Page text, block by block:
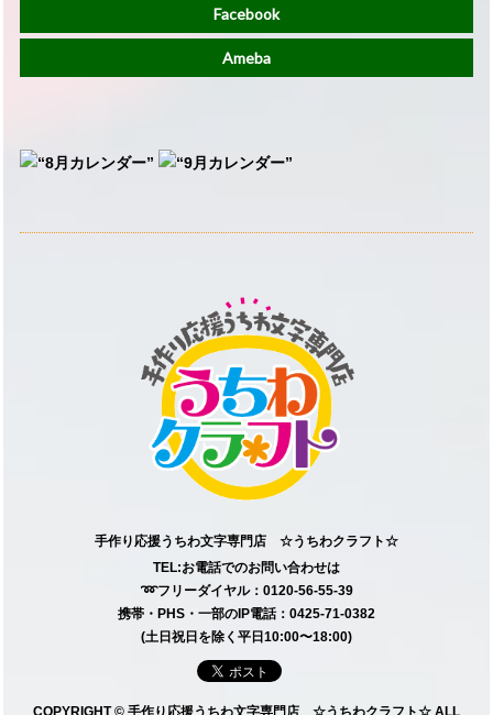
Facebook
Ameba
手作り応援うちわ文字専門店 ☆うちわクラフト☆
TEL:お電話でのお問い合わせは
➿フリーダイヤル：0120-56-55-39
携帯・PHS・一部のIP電話：0425-71-0382
(土日祝日を除く平日10:00〜18:00)
COPYRIGHT © 手作り応援うちわ文字専門店 ☆うちわクラフト☆ ALL